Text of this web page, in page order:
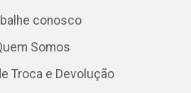
conosco
Somos
Troca e Devolução